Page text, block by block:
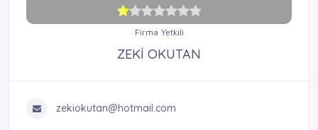
Firma Yetkili
ZEKİ OKUTAN
zekiokutan@hotmail.com